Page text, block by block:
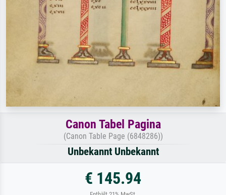
Canon Tabel Pagina
(Canon Table Page (6848286))
Unbekannt Unbekannt
€ 145.94